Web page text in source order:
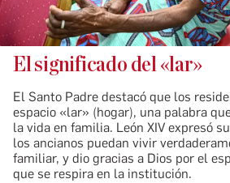
El significado del «lar»
El Santo Padre destacó que los
espacio «lar» (hogar), una palabra
la vida en familia. León XIV expresó
los ancianos puedan vivir
familiar, y dio gracias a Dios por el
que se respira en la institución.